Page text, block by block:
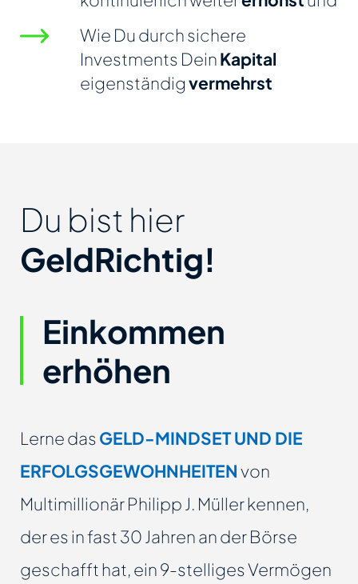
Wie Du durch sichere
Investments DeinKapital
eigenständigvermehrst
Du bist hier
GeldRichtig!
Einkommen
erhöhen
Lerne dasGELD-MINDSET UND DIE
ERFOLGSGEWOHNHEITENvon
Multimillionär Philipp J. Müller kennen,
der es in fast 30 Jahren an der Börse
geschafft hat, ein 9-stelliges Vermögen